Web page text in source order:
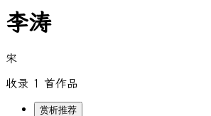
李涛
宋
收录 1 首作品
赏析推荐